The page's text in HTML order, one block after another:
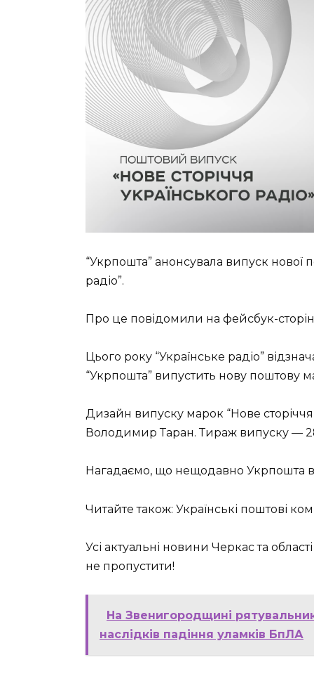
“Укрпошта” анонсувала випуск нової
радіо”.
Про це повідомили на фейсбук-
Цього року “Українське радіо”
“Укрпошта” випустить нову поштову
Дизайн випуску марок “Нове
Володимир Таран. Тираж випуску —
Нагадаємо, що нещодавно Укрпошта
Читайте також: Українські поштові
Усі актуальні новини Черкас та
не пропустити!
На Звенигородщині
наслідків падіння уламків БпЛА